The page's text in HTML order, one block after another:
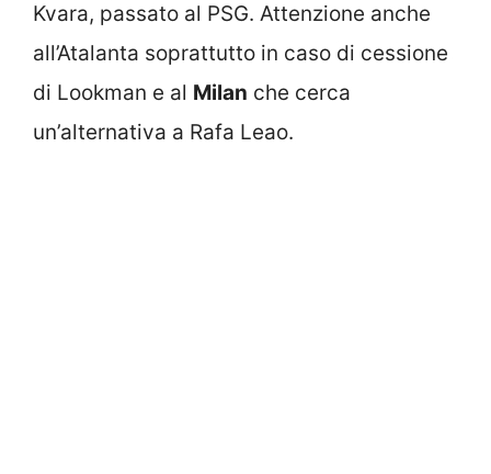
Kvara, passato al PSG. Attenzione anche
all’Atalanta soprattutto in caso di cessione
di Lookman e al Milan che cerca
un’alternativa a Rafa Leao.